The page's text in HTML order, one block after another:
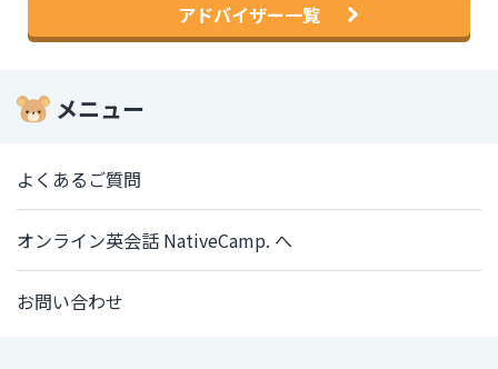
アドバイザー一覧
メニュー
よくあるご質問
オンライン英会話 NativeCamp. へ
お問い合わせ